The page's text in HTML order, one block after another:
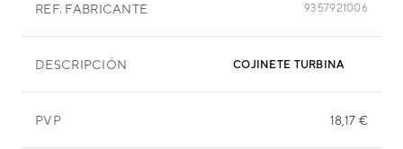
REF. FABRICANTE 9357921006
DESCRIPCIÓN COJINETE TURBINA
PVP 18,17 €